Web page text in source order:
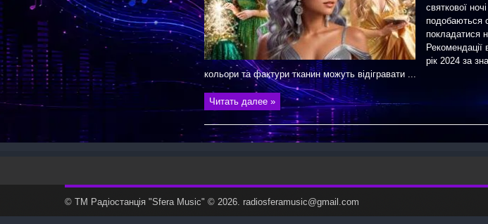
святкової
подобаються
покладатися
Рекомендації
рік 2024 за
кольори та фактури тканин можуть відігравати ...
Читать далее »
© ТМ Радiостанцiя "Sfera Music" © 2026. radiosferamusic@gmail.com